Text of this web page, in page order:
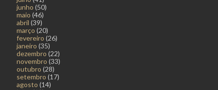
junho (50)
maio (46)
abril (39)
março (20)
fevereiro (26)
janeiro (35)
dezembro (22)
novembro (33)
outubro (28)
setembro (17)
agosto (14)